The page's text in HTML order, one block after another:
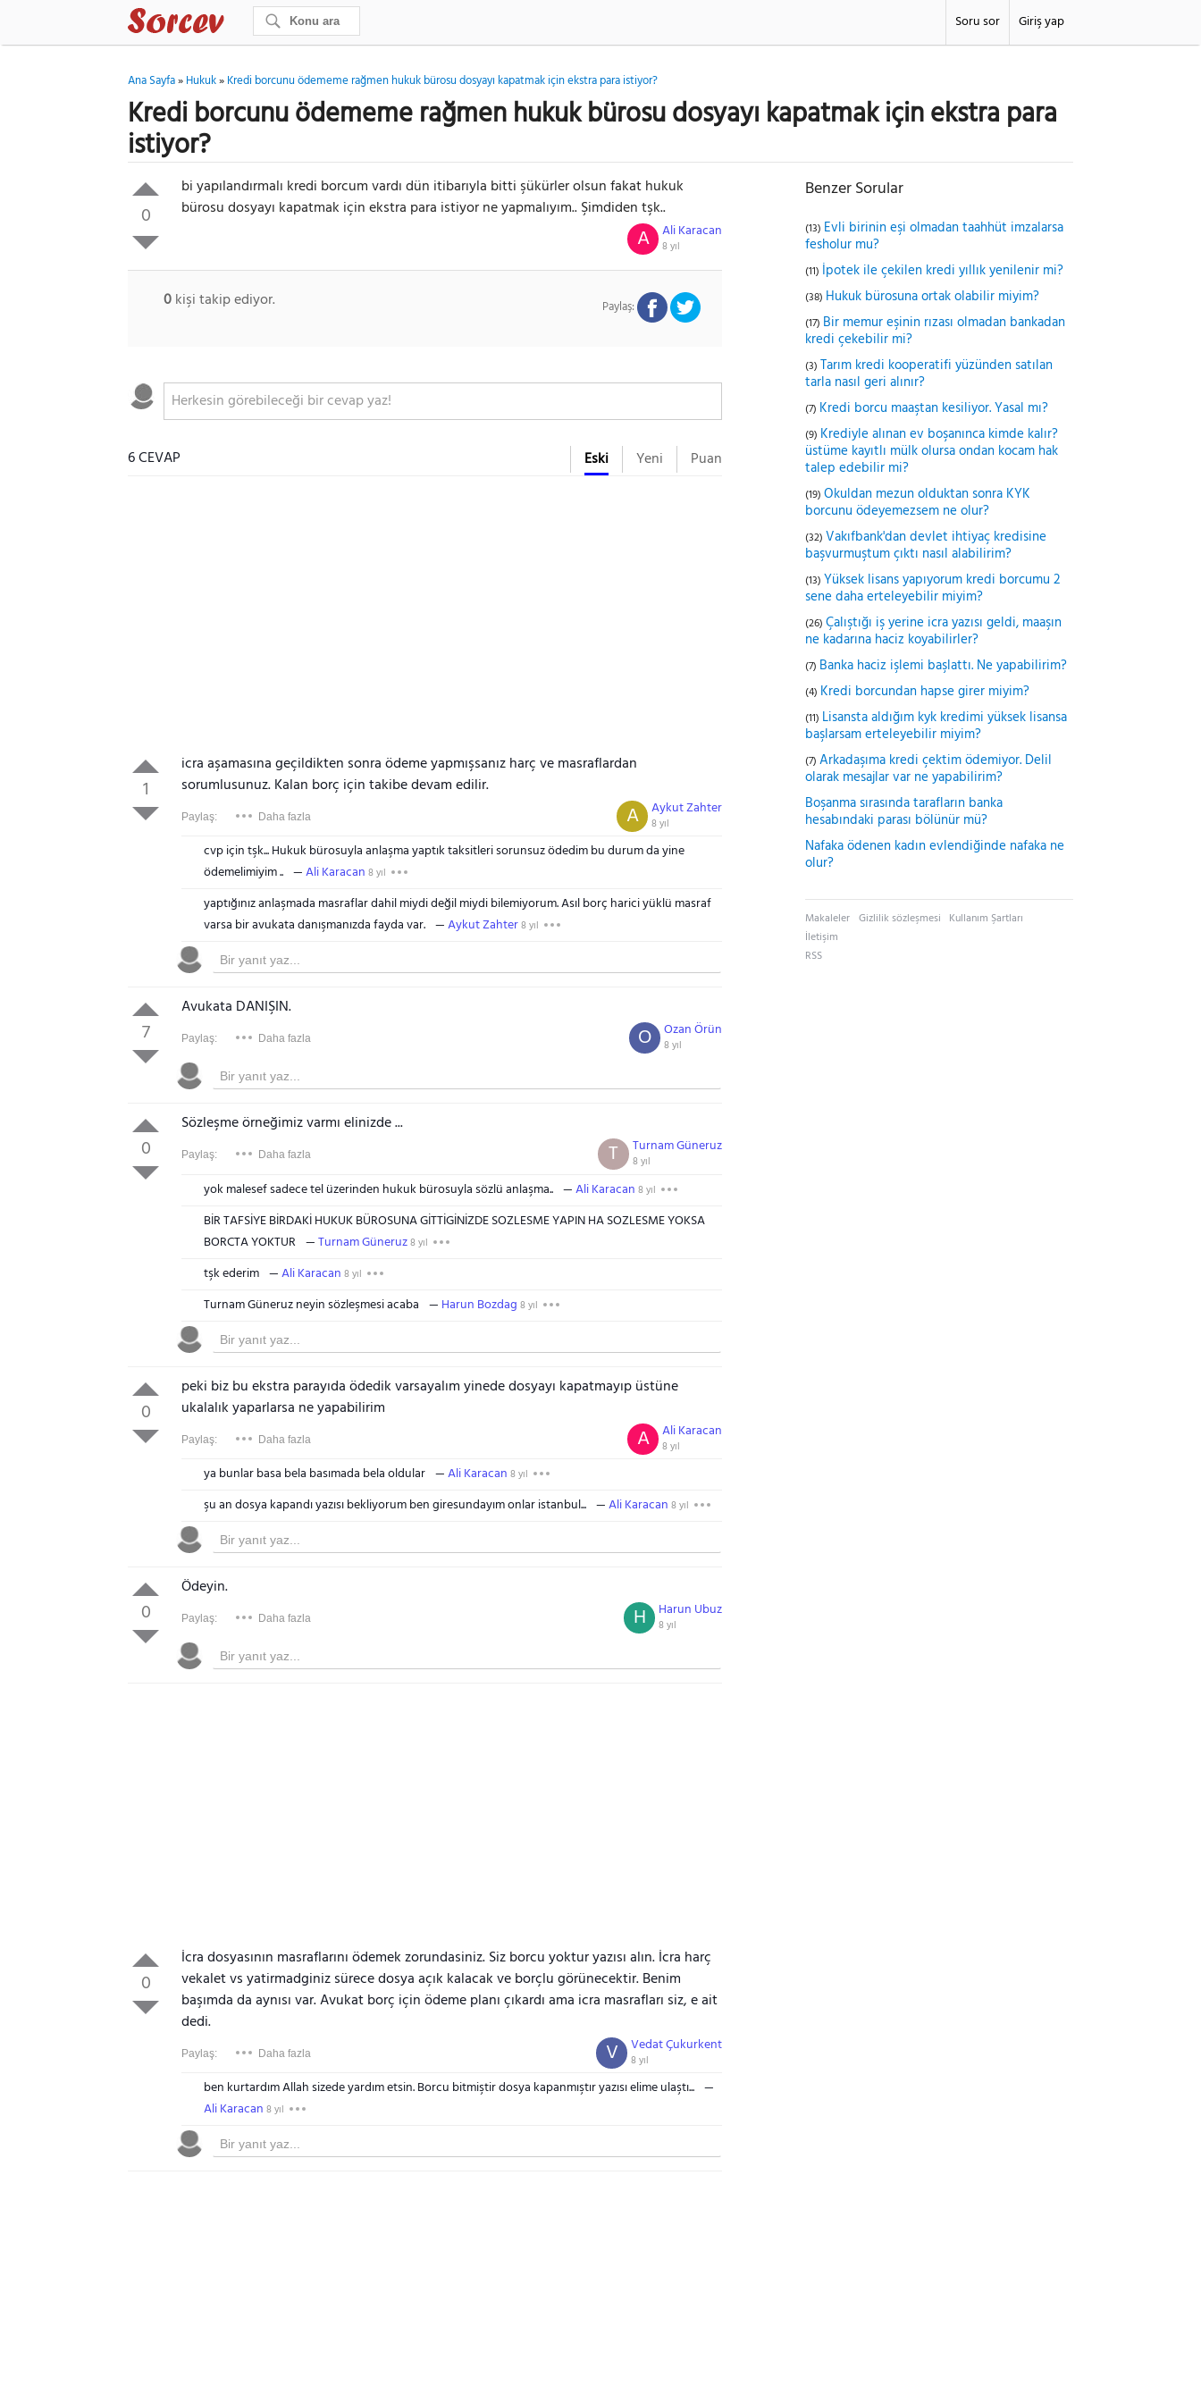
Giriş yap
Soru sor
Ana Sayfa»Hukuk»Kredi borcunu ödememe rağmen hukuk bürosu dosyayı kapatmak için ekstra para istiyor?
Kredi borcunu ödememe rağmen hukuk bürosu dosyayı kapatmak için ekstra para
istiyor?
0
bi yapılandırmalı kredi borcum vardı dün itibarıyla bitti şükürler olsun fakat hukuk
bürosu dosyayı kapatmak için ekstra para istiyor ne yapmalıyım.. Şimdiden tşk..
Ali Karacan
8 yıl
A
0kişi takip ediyor. Paylaş:
6 CEVAP Eski Yeni Puan
1
icra aşamasına geçildikten sonra ödeme yapmışsanız harç ve masraflardan
sorumlusunuz. Kalan borç için takibe devam edilir.
Paylaş: Daha fazla Aykut Zahter
8 yıl
A
cvp için tşk... Hukuk bürosuyla anlaşma yaptık taksitleri sorunsuz ödedim bu durum da yine
ödemelimiyim ..
Ali Karacan 8 yıl
yaptığınız anlaşmada masraflar dahil miydi değil miydi bilemiyorum. Asıl borç harici yüklü masraf
varsa bir avukata danışmanızda fayda var.
Aykut Zahter8 yıl
7
Avukata DANIŞIN.
Paylaş: Daha fazla Ozan Örün
8 yıl
O
0
Sözleşme örneğimiz varmı elinizde ...
Paylaş: Daha fazla Turnam Güneruz
8 yıl
T
yok malesef sadece tel üzerinden hukuk bürosuyla sözlü anlaşma.. Ali Karacan 8 yıl
BİR TAFSİYE BİRDAKİ HUKUK BÜROSUNA GİTTİGİNİZDE SOZLESME YAPIN HA SOZLESME YOKSA
BORCTA YOKTUR
Turnam Güneruz8 yıl
tşk ederim Ali Karacan 8 yıl
Turnam Güneruz neyin sözleşmesi acaba Harun Bozdag 8 yıl
0
peki biz bu ekstra parayıda ödedik varsayalım yinede dosyayı kapatmayıp üstüne
ukalalık yaparlarsa ne yapabilirim
Paylaş: Daha fazla Ali Karacan
8 yıl
A
ya bunlar basa bela basımada bela oldular Ali Karacan 8 yıl
şu an dosya kapandı yazısı bekliyorum ben giresundayım onlar istanbul... Ali Karacan 8 yıl
0
Ödeyin.
Paylaş: Daha fazla Harun Ubuz
8 yıl
H
0
İcra dosyasının masraflarını ödemek zorundasiniz. Siz borcu yoktur yazısı alın. İcra harç
vekalet vs yatirmadginiz sürece dosya açık kalacak ve borçlu görünecektir. Benim
başımda da aynısı var. Avukat borç için ödeme planı çıkardı ama icra masrafları siz, e ait
dedi.
Paylaş: Daha fazla Vedat Çukurkent
8 yıl
V
ben kurtardım Allah sizede yardım etsin. Borcu bitmiştir dosya kapanmıştır yazısı elime ulaştı...
Ali Karacan 8 yıl
Benzer Sorular
(13) Evli birinin eşi olmadan taahhüt imzalarsa
fesholur mu?
(11) İpotek ile çekilen kredi yıllık yenilenir mi?
(38) Hukuk bürosuna ortak olabilir miyim?
(17) Bir memur eşinin rızası olmadan bankadan
kredi çekebilir mi?
(3) Tarım kredi kooperatifi yüzünden satılan
tarla nasıl geri alınır?
(7) Kredi borcu maaştan kesiliyor. Yasal mı?
(9) Krediyle alınan ev boşanınca kimde kalır?
üstüme kayıtlı mülk olursa ondan kocam hak
talep edebilir mi?
(19) Okuldan mezun olduktan sonra KYK
borcunu ödeyemezsem ne olur?
(32) Vakıfbank'dan devlet ihtiyaç kredisine
başvurmuştum çıktı nasıl alabilirim?
(13) Yüksek lisans yapıyorum kredi borcumu 2
sene daha erteleyebilir miyim?
(26) Çalıştığı iş yerine icra yazısı geldi, maaşın
ne kadarına haciz koyabilirler?
(7) Banka haciz işlemi başlattı. Ne yapabilirim?
(4) Kredi borcundan hapse girer miyim?
(11) Lisansta aldığım kyk kredimi yüksek lisansa
başlarsam erteleyebilir miyim?
(7) Arkadaşıma kredi çektim ödemiyor. Delil
olarak mesajlar var ne yapabilirim?
Boşanma sırasında tarafların banka
hesabındaki parası bölünür mü?
Nafaka ödenen kadın evlendiğinde nafaka ne
olur?
Makaleler Gizlilik sözleşmesi Kullanım Şartları
İletişim
RSS